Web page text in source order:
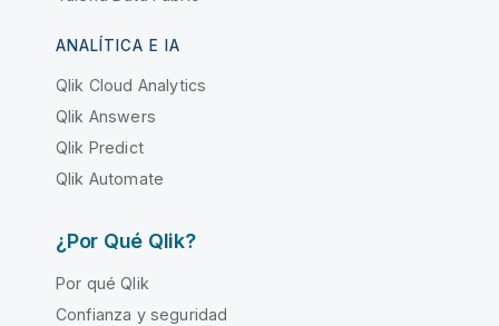
ANALÍTICA E IA
Qlik Cloud Analytics
Qlik Answers
Qlik Predict
Qlik Automate
¿Por Qué Qlik?
Por qué Qlik
Confianza y seguridad